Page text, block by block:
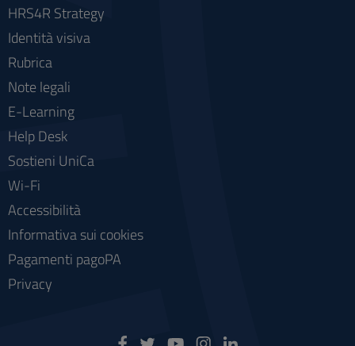
HRS4R Strategy
Identità visiva
Rubrica
Note legali
E-Learning
Help Desk
Sostieni UniCa
Wi-Fi
Accessibilità
Informativa sui cookies
Pagamenti pagoPA
Privacy